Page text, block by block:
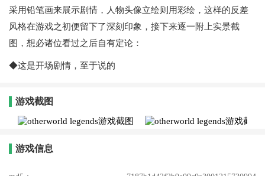
采用铅笔画来展示剧情，人物头像立绘则用彩绘，这样的反差
风格在游戏之初便留下了深刻印象，接下来逐一附上实景截
图，想必诸位看过之后自有定论：
◆这是开场剧情，至于说的
游戏截图
游戏信息